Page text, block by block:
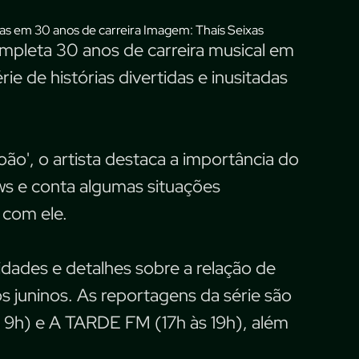
Imagem: Thaís Seixas
30 anos de carreira musical em
de histórias divertidas e inusitadas
o artista destaca a importância do
e conta algumas situações
ele.
e detalhes sobre a relação de
juninos. As reportagens da série são
e A TARDE FM (17h às 19h), além